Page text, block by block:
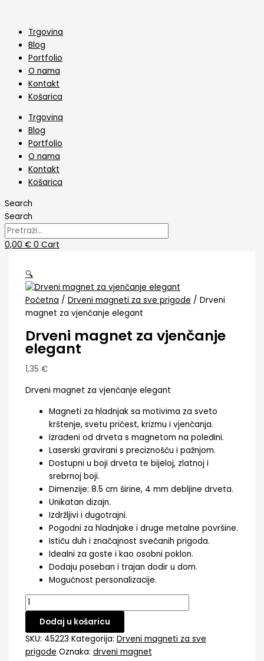
contentTrgovina
Blog
Portfolio
O nama
Kontakt
Košarica
Trgovina
Blog
Portfolio
O nama
Kontakt
Košarica
Search
Search
0,00 € 0 Cart
🔍
Početna / Drveni magneti za sve prigode / Drveni
magnet za vjenčanje elegant
Drveni magnet za vjenčanje
elegant
1,35 €
Drveni magnet za vjenčanje elegant
Magneti za hladnjak sa motivima za sveto
krštenje, svetu pričest, krizmu i vjenčanja.
Izrađeni od drveta s magnetom na poleđini.
Laserski gravirani s preciznošću i pažnjom.
Dostupni u boji drveta te bijeloj, zlatnoj i
srebrnoj boji.
Dimenzije: 8.5 cm širine, 4 mm debljine drveta.
Unikatan dizajn.
Izdržljivi i dugotrajni.
Pogodni za hladnjake i druge metalne površine.
Ističu duh i značajnost svečanih prigoda.
Idealni za goste i kao osobni poklon.
Dodaju poseban i trajan dodir u dom.
Mogućnost personalizacije.
za
vjenčanje
elegant
količina
Dodaj u košaricu
SKU: 45223 Kategorija: Drveni magneti za sve
prigode Oznaka: drveni magnet